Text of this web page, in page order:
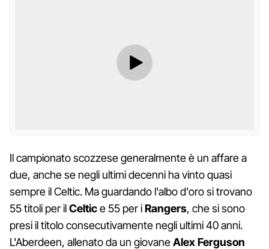
Il campionato scozzese generalmente è un affare a
due, anche se negli ultimi decenni ha vinto quasi
sempre il Celtic. Ma guardando l'albo d'oro si trovano
55 titoli per ilCeltice 55 per iRangers, che si sono
presi il titolo consecutivamente negli ultimi 40 anni.
L'Aberdeen, allenato da un giovaneAlex Ferguson